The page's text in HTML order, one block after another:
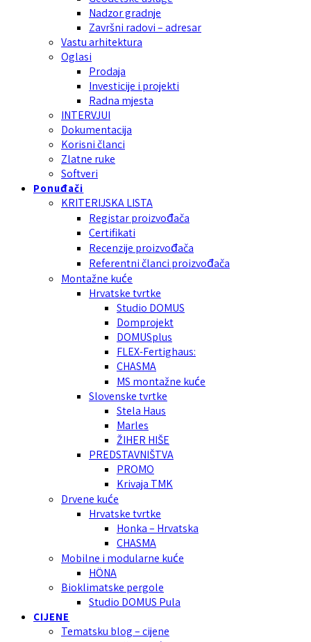
Nadzor gradnje
Završni radovi – adresar
Vastu arhitektura
Oglasi
Prodaja
Investicije i projekti
Radna mjesta
INTERVJUI
Dokumentacija
Korisni članci
Zlatne ruke
Softveri
Ponuđači
KRITERIJSKA LISTA
Registar proizvođača
Certifikati
Recenzije proizvođača
Referentni članci proizvođača
Montažne kuće
Hrvatske tvrtke
Studio DOMUS
Domprojekt
DOMUSplus
FLEX-Fertighaus:
CHASMA
MS montažne kuće
Slovenske tvrtke
Stela Haus
Marles
ŽIHER HIŠE
PREDSTAVNIŠTVA
PROMO
Krivaja TMK
Drvene kuće
Hrvatske tvrtke
Honka – Hrvatska
CHASMA
Mobilne i modularne kuće
HÖNA
Bioklimatske pergole
Studio DOMUS Pula
CIJENE
Tematsku blog – cijene